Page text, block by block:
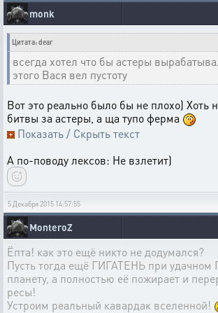
monk
Цитата: dear
всегда хотел что бы астеры
этого Вася вел пустоту
Вот это реально было бы не плохо) Хоть
битвы за астеры, а ща тупо ферма
Показать / Скрыть текст
А по-поводу лексов: Не взлетит)
5 Декабря 2015 14:57:55
MonteroZ
Ёпта! как это ещё никто не додумался?
Пусть тогда ещё ГИГАТЕНЬ при удачном
планету, а полностью её пожирает и
ресы!
Устроим реальный кавардак вселенной!